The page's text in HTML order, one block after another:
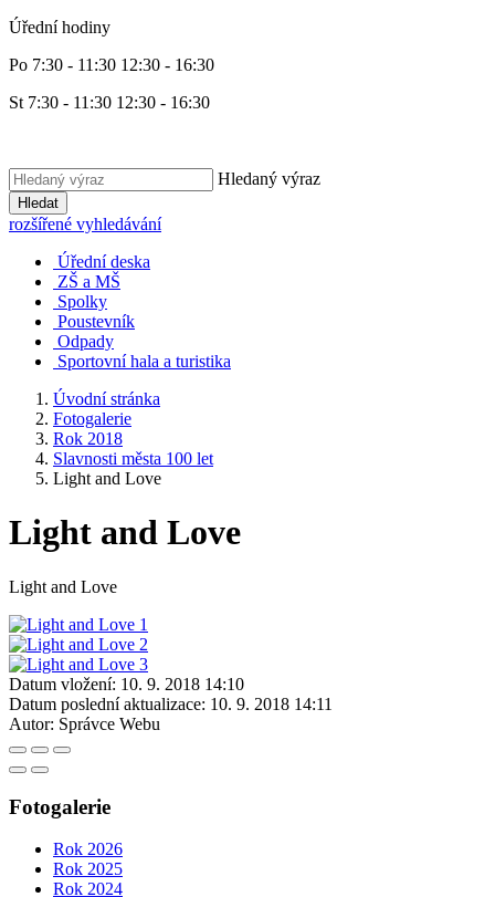
Úřední hodiny
Po 7:30 - 11:30 12:30 - 16:30
St 7:30 - 11:30 12:30 - 16:30
Hledaný výraz
Hledat
rozšířené vyhledávání
Úřední deska
ZŠ a MŠ
Spolky
Poustevník
Odpady
Sportovní hala a turistika
Úvodní stránka
Fotogalerie
Rok 2018
Slavnosti města 100 let
Light and Love
Light and Love
Light and Love
Datum vložení: 10. 9. 2018 14:10
Datum poslední aktualizace: 10. 9. 2018 14:11
Autor: Správce Webu
Fotogalerie
Rok 2026
Rok 2025
Rok 2024